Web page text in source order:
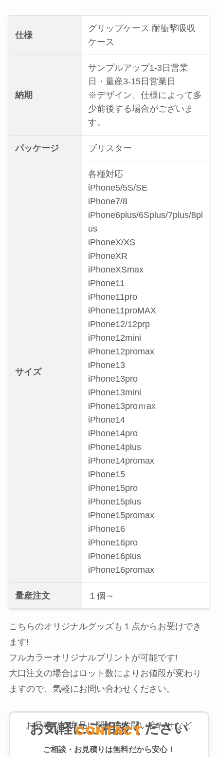
仕様
グリップケース 耐衝撃吸収
ケース
納期
サンプルアップ1-3日営業
日・量産3-15日営業日
※デザイン、仕様によって多
少前後する場合がございま
す。
パッケージ ブリスター
サイズ
各種対応
iPhone5/5S/SE
iPhone7/8
iPhone6plus/6Splus/7plus/8pl
us
iPhoneX/XS
iPhoneXR
iPhoneXSmax
iPhone11
iPhone11pro
iPhone11proMAX
iPhone12/12prp
iPhone12mini
iPhone12promax
iPhone13
iPhone13pro
iPhone13mini
iPhone13proｍax
iPhone14
iPhone14pro
iPhone14plus
iPhone14promax
iPhone15
iPhone15pro
iPhone15plus
iPhone15promax
iPhone16
iPhone16pro
iPhone16plus
iPhone16promax
量産注文 １個～
こちらのオリジナルグッズも１点からお受けでき
ます!
フルカラーオリジナルプリントが可能です!
大口注文の場合はロット数によりお値段が変わり
ますので、気軽にお問い合わせください。
お見積りや商品に関するお問い合わせなど
お気軽にご相談ください
CONTACT
ご相談・お見積りは無料だから安心！